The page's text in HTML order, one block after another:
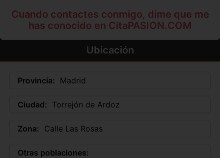
Cuando contactes conmigo, dime que me
has conocido en CitaPASION.COM
Ubicación
Provincia: Madrid
Ciudad: Torrejón de Ardoz
Zona: Calle Las Rosas
Otras poblaciones: